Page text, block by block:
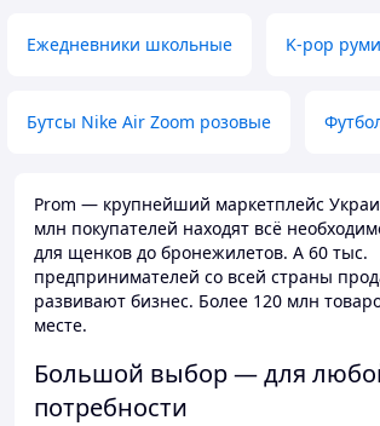
Ежедневники школьные K-pop
Бутсы Nike Air Zoom розовые
Prom — крупнейший маркетплейс
млн покупателей находят всё
для щенков до бронежилетов. А 60 тыс.
предпринимателей со всей страны
развивают бизнес. Более 120 млн
месте.
Большой выбор — для
потребности